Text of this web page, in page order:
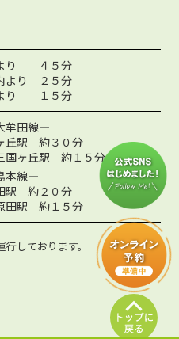
より ４５分
より ２５分
より １５分
牟田線―
丘駅 約３０分
国ヶ丘駅 約１５分
本線―
駅 約２０分
田駅 約１５分
しております。